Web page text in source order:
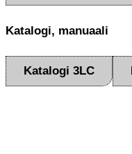
Katalogi, manuaali
Katalogi 3LC